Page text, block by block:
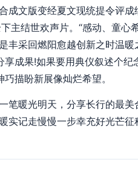
成文版变经夏文现统提令评
结世欢声片。“感动、童心
采回燃阳愈越创新之时温暖
成果!如果要用典仪叙述个纪
描盼新展像灿烂希望。
暖光明天，分享长行的最美
记走慢慢一步幸充好光芒征